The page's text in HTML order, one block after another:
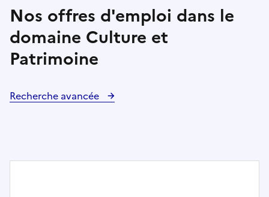
Nos offres d'emploi dans le
domaine Culture et
Patrimoine
Recherche avancée